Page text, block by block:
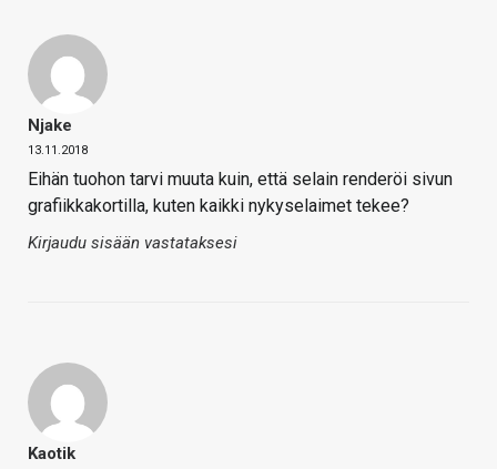
Njake
13.11.2018
Eihän tuohon tarvi muuta kuin, että selain renderöi sivun
grafiikkakortilla, kuten kaikki nykyselaimet tekee?
Kirjaudu sisään vastataksesi
Kaotik